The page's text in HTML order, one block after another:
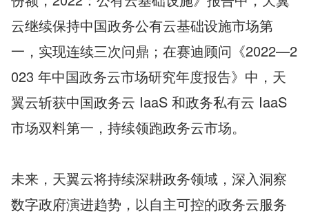
云继续保持中国政务公有云基础设施市场第
一，实现连续三次问鼎；在赛迪顾问《2022—2
023 年中国政务云市场研究年度报告》中，天
翼云斩获中国政务云 IaaS 和政务私有云 IaaS
市场双料第一，持续领跑政务云市场。
未来，天翼云将持续深耕政务领域，深入洞察
数字政府演进趋势，以自主可控的政务云服务